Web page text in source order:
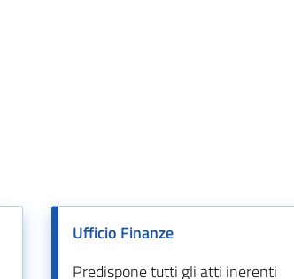
Ufficio Finanze
Predispone tutti gli atti inerenti